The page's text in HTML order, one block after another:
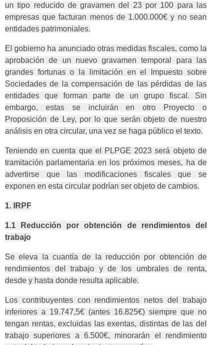
un tipo reducido de gravamen del 23 por 100 para las
empresas que facturan menos de 1.000.000€ y no sean
entidades patrimoniales.
El gobierno ha anunciado otras medidas fiscales, como la
aprobación de un nuevo gravamen temporal para las
grandes fortunas o la limitación en el Impuesto sobre
Sociedades de la compensación de las pérdidas de las
entidades que forman parte de un grupo fiscal. Sin
embargo, estas se incluirán en otro Proyecto o
Proposición de Ley, por lo que serán objeto de nuestro
análisis en otra circular, una vez se haga público el texto.
Teniendo en cuenta que el PLPGE 2023 será objeto de
tramitación parlamentaria en los próximos meses, ha de
advertirse que las modificaciones fiscales que se
exponen en esta circular podrían ser objeto de cambios.
1. IRPF
1.1 Reducción por obtención de rendimientos del
trabajo
Se eleva la cuantía de la reducción por obtención de
rendimientos del trabajo y de los umbrales de renta,
desde y hasta donde resulta aplicable.
Los contribuyentes con rendimientos netos del trabajo
inferiores a 19.747,5€ (antes 16.825€) siempre que no
tengan rentas, excluidas las exentas, distintas de las del
trabajo superiores a 6.500€, minorarán el rendimiento